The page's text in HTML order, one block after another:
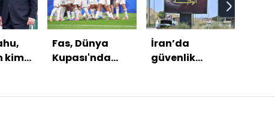
kim
Fas, Dünya
Kupası'nda
İran’da
güvenlik
lider babasının